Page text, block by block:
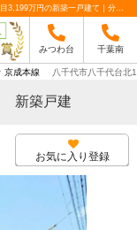
八千代市八千代台北16丁目 新築戸建 千葉県八千代市八千代台北16丁目3,199万円の新築一戸建て｜分譲住宅や新築物件｜株式会社アフィオ
みつわ台 千葉南
京成本線 八千代市八千代台
新築戸建
お気に入り登録